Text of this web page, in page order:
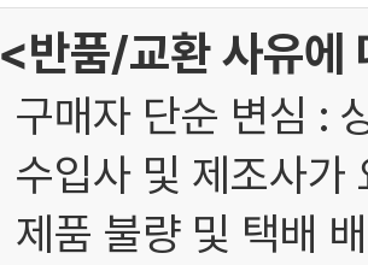
<반품/교환 사유에
구매자 단순 변심 :
수입사 및 제조사가
제품 불량 및 택배